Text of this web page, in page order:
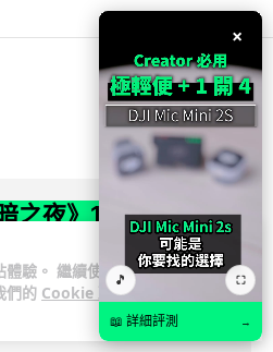
驗。 繼續使用
們的 Cookie 政
之夜》12.1 「烏拉特
巢穴不為提高世界首
之眠》縮短約 10 分
×
🎵 ⛶
📖 詳細評測 →